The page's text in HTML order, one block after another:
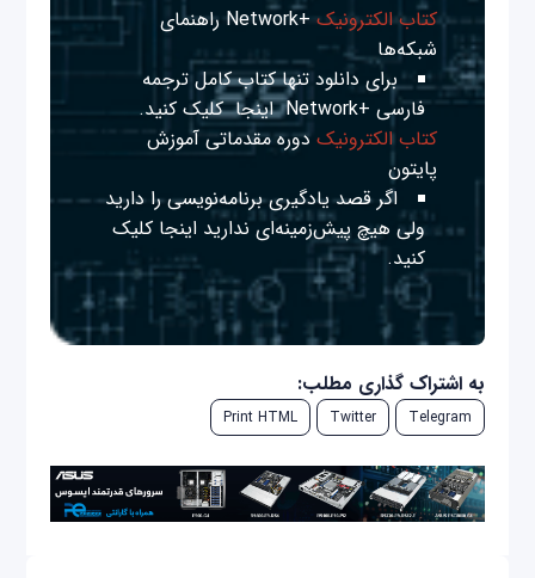
کتاب الکترونیک
+Network راهنمای
شبکه‌ها
برای دانلود تنها کتاب کامل ترجمه
فارسی +Network
اینجا کلیک کنید.
کتاب الکترونیک دوره مقدماتی آموزش
پایتون
اگر قصد یادگیری برنامه‌نویسی را دارید
ولی هیچ پیش‌زمینه‌ای نداریداینجا کلیک
کنید.
به اشتراک گذاری مطلب:
Telegram
Twitter
Print HTML